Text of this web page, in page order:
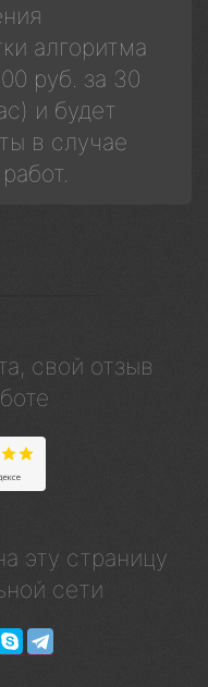
алгоритма
руб. за 30
и будет
в случае
свой отзыв
эту страницу
сети